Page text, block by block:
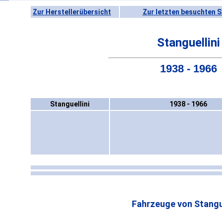
Zur Herstellerübersicht Zur letzten besuchten
Stanguellini
1938 - 1966
Stanguellini 1938 - 1966
Fahrzeuge von